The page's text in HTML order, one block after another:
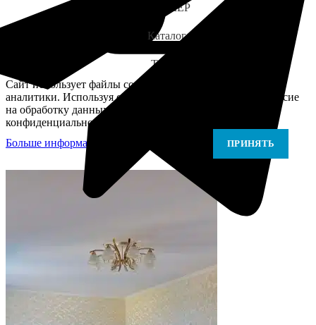
ЗАМЕР
Каталог
Telegram
Сайт использует файлы cookie для персонализации и
аналитики. Используя сайт, вы подтверждаете своё согласие
на обработку данных в соответствии с Политикой
конфиденциальности.
Больше информации
ПРИНЯТЬ